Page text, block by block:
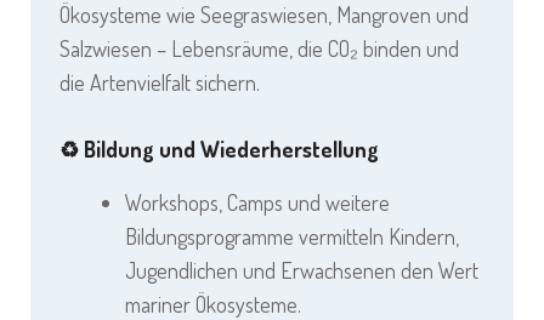
Ökosysteme wie Seegraswiesen, Mangroven und
Salzwiesen – Lebensräume, die CO₂ binden und
die Artenvielfalt sichern.
♻️ Bildung und Wiederherstellung
Workshops, Camps und weitere
Bildungsprogramme vermitteln Kindern,
Jugendlichen und Erwachsenen den Wert
mariner Ökosysteme.